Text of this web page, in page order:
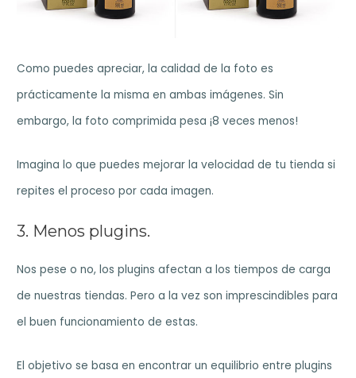
Como puedes apreciar, la calidad de la foto es
prácticamente la misma en ambas imágenes. Sin
embargo, la foto comprimida pesa ¡8 veces menos!
Imagina lo que puedes mejorar la velocidad de tu tienda si
repites el proceso por cada imagen.
3. Menos plugins.
Nos pese o no, los plugins afectan a los tiempos de carga
de nuestras tiendas. Pero a la vez son imprescindibles para
el buen funcionamiento de estas.
El objetivo se basa en encontrar un equilibrio entre plugins